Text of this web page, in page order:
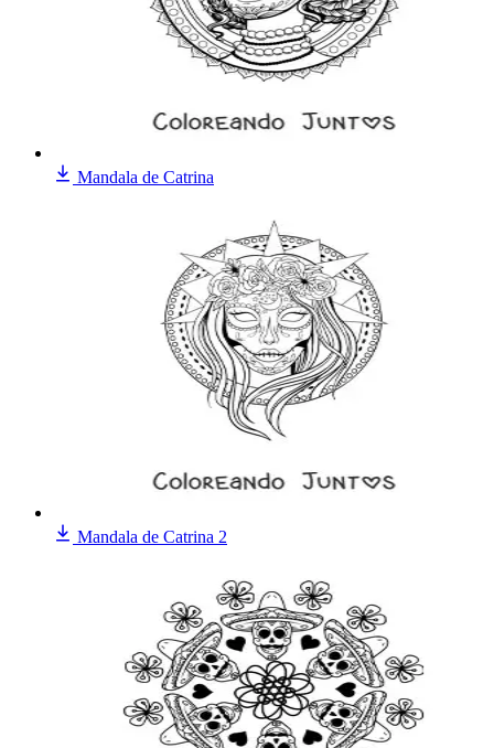
Mandala de Catrina
Mandala de Catrina 2